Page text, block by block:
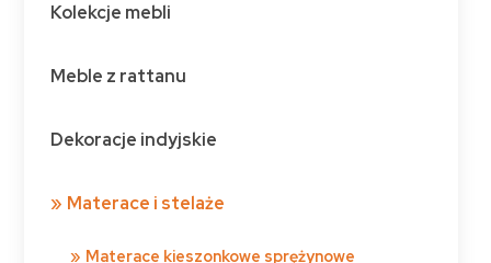
Kolekcje mebli
Meble z rattanu
Dekoracje indyjskie
Materace i stelaże
Materace kieszonkowe sprężynowe